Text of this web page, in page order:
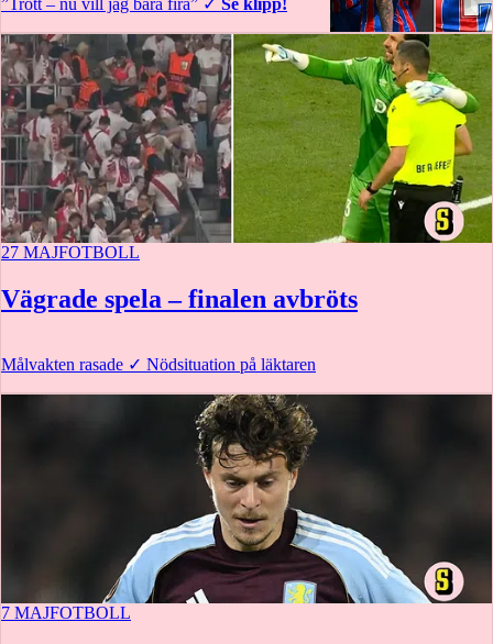
27 MAJFOTBOLL
Vägrade spela – finalen avbröts
Målvakten rasade ✓ Nödsituation på läktaren
7 MAJFOTBOLL